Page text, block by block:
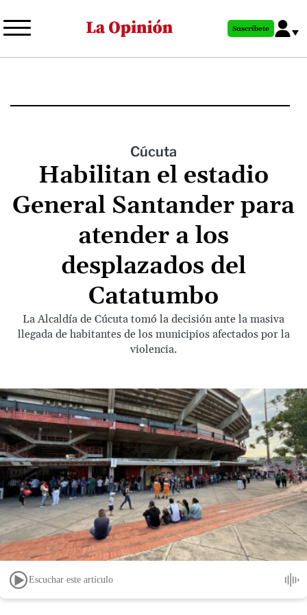
al
principal
Suscríbete
Cúcuta
Habilitan el estadio
General Santander para
atender a los
desplazados del
Catatumbo
La Alcaldía de Cúcuta tomó la decisión ante la masiva
llegada de habitantes de los municipios afectados por la
violencia.
Escuchar este artículo